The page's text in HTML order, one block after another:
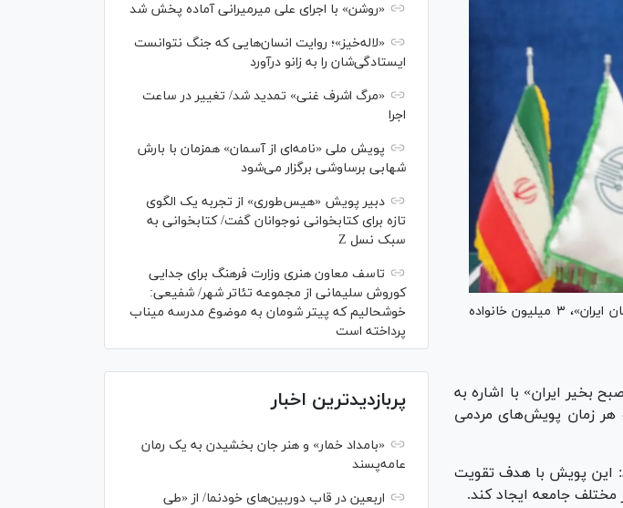
معاون فرهنگی سازمان تبلیغات اسلامی اعلام کرد: در کمتر از یک هفته از آغاز پویش «جان ایران»، ۳ میلیون خانواده
بخیر ایران» با اشاره به
هر زمان پویش‌های مردمی
این پویش با هدف تقویت
مختلف جامعه ایجاد کند.
«روشن» با اجرای علی میرمیرانی آماده پخش شد
«لاله‌خیز»؛ روایت انسان‌هایی که جنگ نتوانست
ایستادگی‌شان را به زانو درآورد
«مرگ اشرف غنی» تمدید شد/ تغییر در ساعت
اجرا
پویش ملی «نامه‌ای از آسمان» همزمان با بارش
شهابی برساوشی برگزار می‌شود
دبیر پویش «هیس‌طوری» از تجربه یک الگوی
تازه برای کتابخوانی نوجوانان گفت/ کتابخوانی به
سبک نسل Z
تاسف معاون هنری وزارت فرهنگ برای جدایی
کوروش سلیمانی از مجموعه تئاتر شهر/ شفیعی:
خوشحالیم که پیتر شومان به موضوع مدرسه میناب
پرداخته است
پربازدیدترین اخبار
«بامداد خمار» و هنر جان بخشیدن به یک رمان
عامه‌پسند
اربعین در قاب دوربین‌های خودنما/ از «طی